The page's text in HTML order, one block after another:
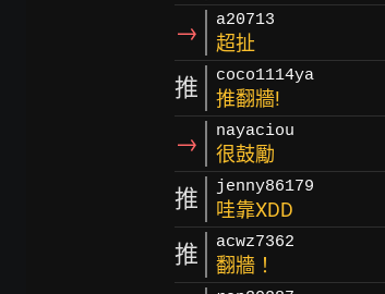
→ a20713
超扯
推 coco1114ya
推翻牆!
→ nayaciou
很鼓勵
推 jenny86179
哇靠XDD
推 acwz7362
翻牆！